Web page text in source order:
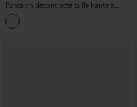
Pantalon décontracté taille haute à
jambe droite, effet lin, avec poches